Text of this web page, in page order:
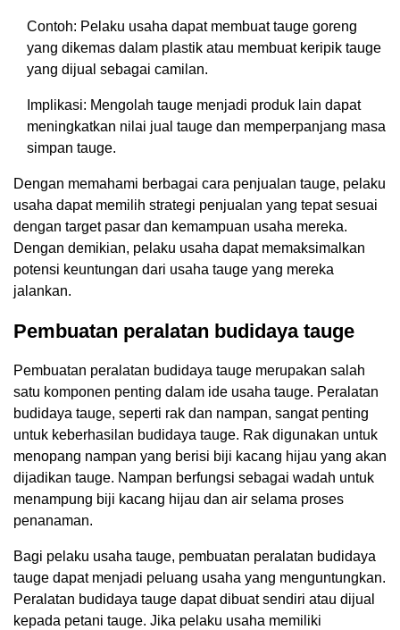
Contoh: Pelaku usaha dapat membuat tauge goreng
yang dikemas dalam plastik atau membuat keripik tauge
yang dijual sebagai camilan.
Implikasi: Mengolah tauge menjadi produk lain dapat
meningkatkan nilai jual tauge dan memperpanjang masa
simpan tauge.
Dengan memahami berbagai cara penjualan tauge, pelaku
usaha dapat memilih strategi penjualan yang tepat sesuai
dengan target pasar dan kemampuan usaha mereka.
Dengan demikian, pelaku usaha dapat memaksimalkan
potensi keuntungan dari usaha tauge yang mereka
jalankan.
Pembuatan peralatan budidaya tauge
Pembuatan peralatan budidaya tauge merupakan salah
satu komponen penting dalam ide usaha tauge. Peralatan
budidaya tauge, seperti rak dan nampan, sangat penting
untuk keberhasilan budidaya tauge. Rak digunakan untuk
menopang nampan yang berisi biji kacang hijau yang akan
dijadikan tauge. Nampan berfungsi sebagai wadah untuk
menampung biji kacang hijau dan air selama proses
penanaman.
Bagi pelaku usaha tauge, pembuatan peralatan budidaya
tauge dapat menjadi peluang usaha yang menguntungkan.
Peralatan budidaya tauge dapat dibuat sendiri atau dijual
kepada petani tauge. Jika pelaku usaha memiliki